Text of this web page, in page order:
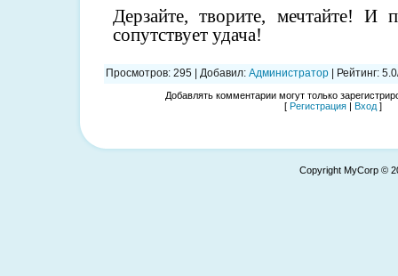
Дерзайте, творите, мечтайте! И
сопутствует удача!
Просмотров: 295 | Добавил: Администратор | Рейтинг: 5.0
Добавлять комментарии могут только
[ Регистрация | Вход ]
Copyright MyCorp ©